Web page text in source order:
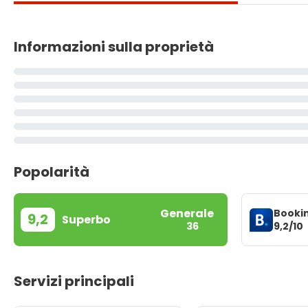
Informazioni sulla proprietà
Popolarità
9,2 Superbo Generale
36
9,2/10
Servizi principali